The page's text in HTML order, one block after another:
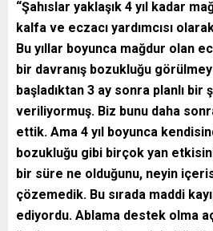
“Şahıslar yaklaşık 4 yıl kadar
kalfa ve eczacı yardımcısı
Bu yıllar boyunca mağdur olan
bir davranış bozukluğu
başladıktan 3 ay sonra planlı
veriliyormuş. Biz bunu daha
ettik. Ama 4 yıl boyunca
bozukluğu gibi birçok yan
bir süre ne olduğunu, neyin
çözemedik. Bu sırada maddi
ediyordu. Ablama destek olma